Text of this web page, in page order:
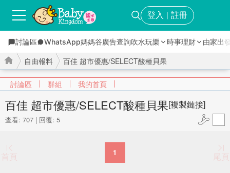
登入 ｜ 註冊
討論區 WhatsApp媽媽谷廣告查詢吹水玩樂 時事理財 由家出
討論區 群組 我的首頁
›
自由報料
›
百佳 超市優惠/SELECT酸種貝果
查看: 707 | 回覆: 5
百佳 超市優惠/SELECT酸種貝果[複製鏈接]
首頁 1 尾頁